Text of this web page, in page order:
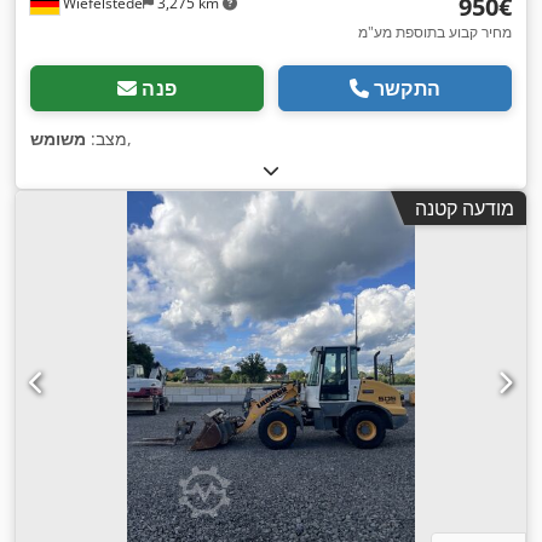
מחיר קבוע בתוספת מע"מ
פנה התקשר
מצב: משומש ,
מודעה קטנה